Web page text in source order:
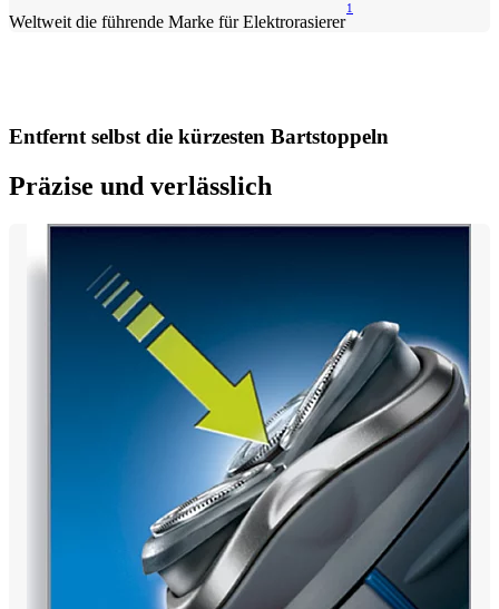
Weltweit die führende Marke für Elektrorasierer
1
Entfernt selbst die kürzesten Bartstoppeln
Präzise und verlässlich